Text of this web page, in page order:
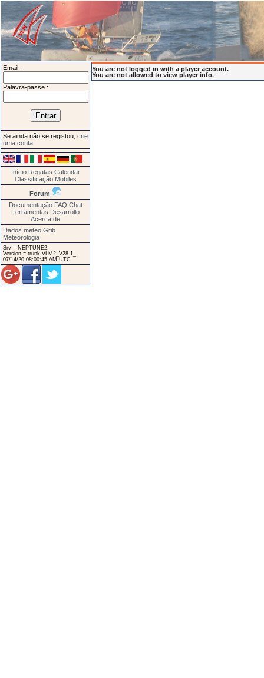
Email :
Palavra-passe :
Se ainda não se registou, crie
uma conta
Início Regatas Calendar
Classificação Mobiles
Forum
Documentação FAQ Chat
Ferramentas Desarrollo
Acerca de
Dados meteo Grib
Meteorologia
Srv = NEPTUNE2.
Version = trunk VLM2_V28.1_
07/14/20 08:00:45 AM UTC
You are not logged in with a player account.
You are not allowed to view player info.